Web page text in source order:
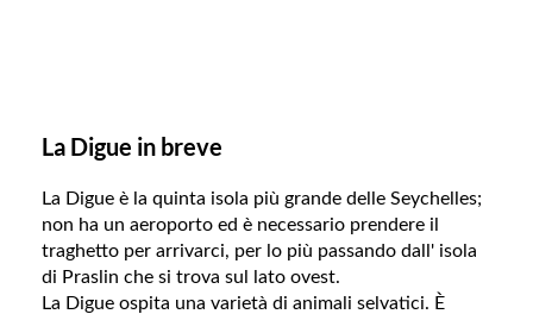
La Digue in breve
La Digue è la quinta isola più grande delle Seychelles;
non ha un aeroporto ed è necessario prendere il
traghetto per arrivarci, per lo più passando dall' isola
di Praslin che si trova sul lato ovest.
La Digue ospita una varietà di animali selvatici. È